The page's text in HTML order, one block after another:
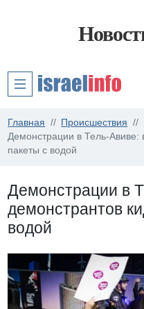
Главная
Происшествия
Демонстрации в Тель-Авиве:
пакеты с водой
Демонстрации в
демонстрантов
водой